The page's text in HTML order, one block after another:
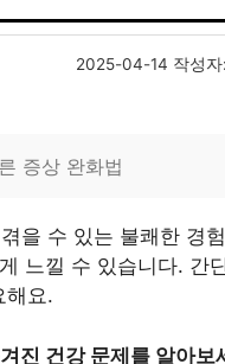
2025-04-14 작성자:
증상 완화법
을 수 있는 불쾌한 경
느낄 수 있습니다. 간
해요.
진 건강 문제를 알아보